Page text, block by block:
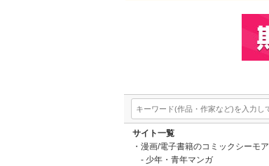
サイト一覧
漫画/電子書籍のコミックシーモア
少年・青年マンガ